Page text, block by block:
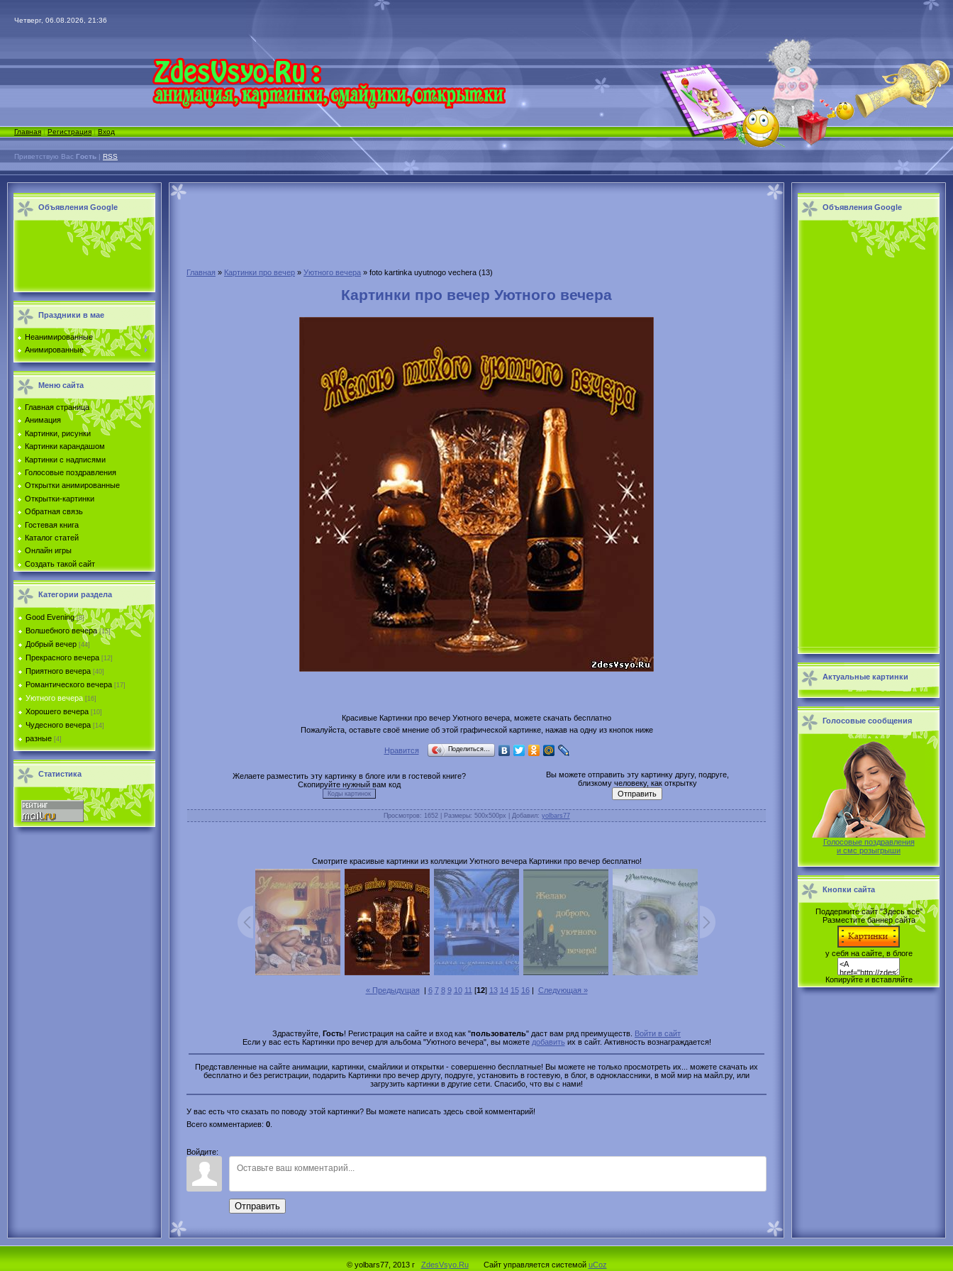
Четверг, 06.08.2026, 21:36
Главная|Регистрация|Вход
Приветствую Вас Гость | RSS
Объявления Google
Праздники в мае
Неанимированные
Анимированные
Меню сайта
Главная страница
Анимация
Картинки, рисунки
Картинки карандашом
Картинки с надписями
Голосовые поздравления
Открытки анимированные
Открытки-картинки
Обратная связь
Гостевая книга
Каталог статей
Онлайн игры
Создать такой сайт
Категории раздела
Good Evening [8]
Волшебного вечера [15]
Добрый вечер [44]
Прекрасного вечера [12]
Приятного вечера [40]
Романтического вечера [17]
Уютного вечера [16]
Хорошего вечера [10]
Чудесного вечера [14]
разные [4]
Статистика
Главная » Картинки про вечер » Уютного вечера » foto kartinka uyutnogo vechera (13)
Картинки про вечер Уютного вечера
Красивые Картинки про вечер Уютного вечера, можете скачать бесплатно
Пожалуйста, оставьте своё мнение об этой графической картинке, нажав на одну из кнопок ниже
Нравится Поделиться…
Желаете разместить эту картинку в блоге или в гостевой книге?
Скопируйте нужный вам код
Вы можете отправить эту картинку другу, подруге,
близкому человеку, как открытку
Просмотров: 1652 | Размеры: 500x500px | Добавил: yolbars77
Смотрите красивые картинки из коллекции Уютного вечера Картинки про вечер бесплатно!
« Предыдущая | 6 7 8 9 10 11 [12] 13 14 15 16| Следующая »
Здраствуйте, Гость! Регистрация на сайте и вход как "пользователь" даст вам ряд преимуществ. Войти в сайт
Если у вас есть Картинки про вечер для альбома "Уютного вечера", вы можете добавить их в сайт. Активность вознаграждается!
Представленные на сайте анимации, картинки, смайлики и открытки - совершенно бесплатные! Вы можете не только просмотреть их... можете скачать их
бесплатно и без регистрации, подарить Картинки про вечер другу, подруге, установить в гостевую, в блог, в одноклассники, в мой мир на майл.ру, или
загрузить картинки в другие сети. Спасибо, что вы с нами!
У вас есть что сказать по поводу этой картинки? Вы можете написать здесь свой комментарий!
Всего комментариев: 0
Войдите:
Отправить
Объявления Google
Актуальные картинки
Голосовые сообщения
Голосовые поздравления
и смс розыгрыши
Кнопки сайта
Поддержите сайт "Здесь всё"
Разместите баннер сайта
у себя на сайте, в блоге
Копируйте и вставляйте
© yolbars77, 2013 г ZdesVsyo.Ru Сайт управляется системой uCoz